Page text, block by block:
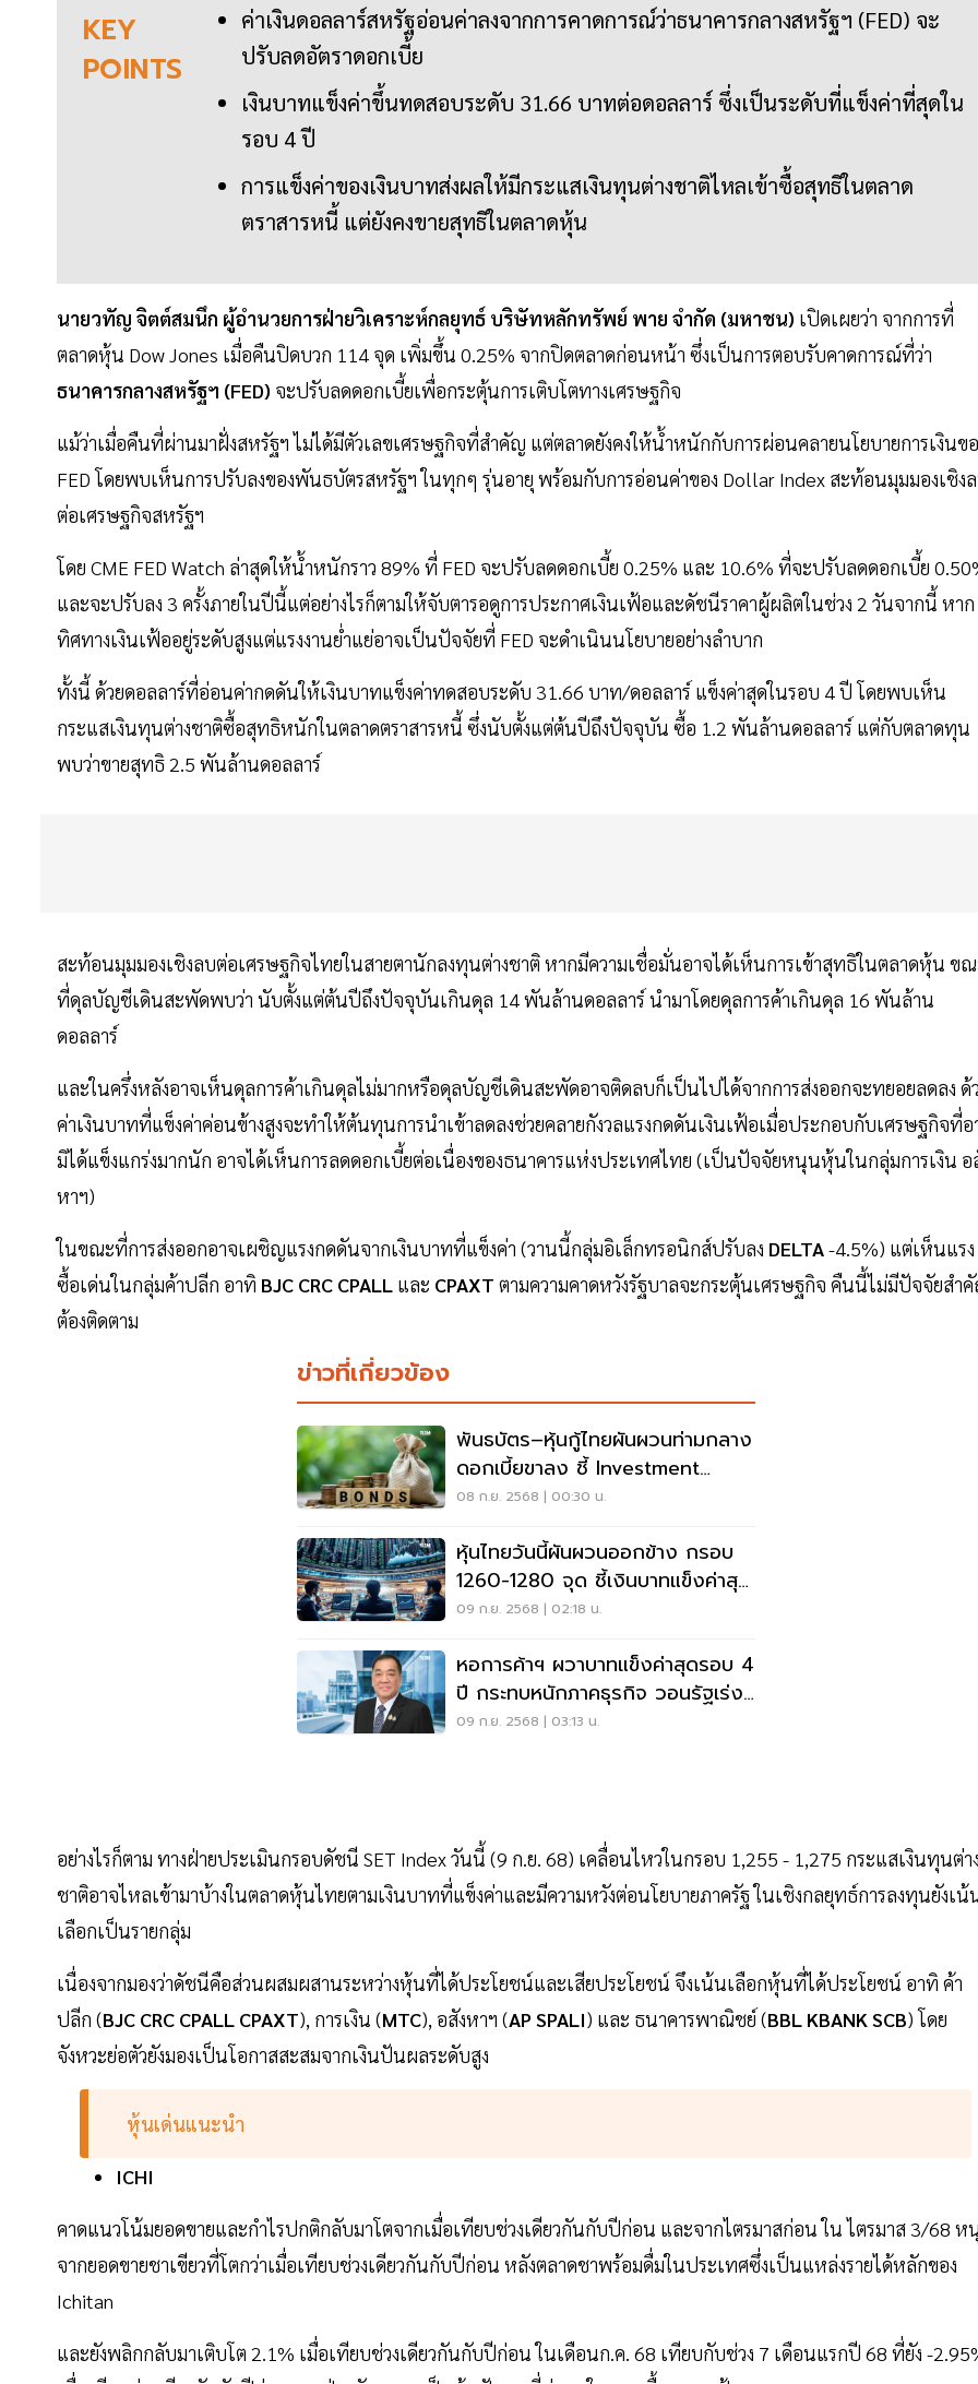
KEY
POINTS
ค่าเงินดอลลาร์สหรัฐอ่อนค่าลงจากการคาดการณ์ว่าธนาคารกลางสหรัฐฯ (FED) จะ
ปรับลดอัตราดอกเบี้ย
เงินบาทแข็งค่าขึ้นทดสอบระดับ 31.66 บาทต่อดอลลาร์ ซึ่งเป็นระดับที่แข็งค่าที่สุดใน
รอบ 4 ปี
การแข็งค่าของเงินบาทส่งผลให้มีกระแสเงินทุนต่างชาติไหลเข้าซื้อสุทธิในตลาด
ตราสารหนี้ แต่ยังคงขายสุทธิในตลาดหุ้น
นายวทัญ จิตต์สมนึก ผู้อำนวยการฝ่ายวิเคราะห์กลยุทธ์ บริษัทหลักทรัพย์ พาย จำกัด (มหาชน) เปิดเผยว่า จากการที่
ตลาดหุ้น Dow Jones เมื่อคืนปิดบวก 114 จุด เพิ่มขึ้น 0.25% จากปิดตลาดก่อนหน้า ซึ่งเป็นการตอบรับคาดการณ์ที่ว่า
ธนาคารกลางสหรัฐฯ (FED) จะปรับลดดอกเบี้ยเพื่อกระตุ้นการเติบโตทางเศรษฐกิจ
แม้ว่าเมื่อคืนที่ผ่านมาฝั่งสหรัฐฯ ไม่ได้มีตัวเลขเศรษฐกิจที่สำคัญ แต่ตลาดยังคงให้น้ำหนักกับการผ่อนคลายนโยบายการเงินข
FED โดยพบเห็นการปรับลงของพันธบัตรสหรัฐฯ ในทุกๆ รุ่นอายุ พร้อมกับการอ่อนค่าของ Dollar Index สะท้อนมุมมองเชิง
ต่อเศรษฐกิจสหรัฐฯ
โดย CME FED Watch ล่าสุดให้น้ำหนักราว 89% ที่ FED จะปรับลดดอกเบี้ย 0.25% และ 10.6% ที่จะปรับลดดอกเบี้ย
และจะปรับลง 3 ครั้งภายในปีนี้แต่อย่างไรก็ตามให้จับตารอดูการประกาศเงินเฟ้อและดัชนีราคาผู้ผลิตในช่วง 2 วันจากนี้ หาก
ทิศทางเงินเฟ้ออยู่ระดับสูงแต่แรงงานย่ำแย่อาจเป็นปัจจัยที่ FED จะดำเนินนโยบายอย่างลำบาก
ทั้งนี้ ด้วยดอลลาร์ที่อ่อนค่ากดดันให้เงินบาทแข็งค่าทดสอบระดับ 31.66 บาท/ดอลลาร์ แข็งค่าสุดในรอบ 4 ปี โดยพบเห็น
กระแสเงินทุนต่างชาติซื้อสุทธิหนักในตลาดตราสารหนี้ ซึ่งนับตั้งแต่ต้นปีถึงปัจจุบัน ซื้อ 1.2 พันล้านดอลลาร์ แต่กับตลาดทุน
พบว่าขายสุทธิ 2.5 พันล้านดอลลาร์
สะท้อนมุมมองเชิงลบต่อเศรษฐกิจไทยในสายตานักลงทุนต่างชาติ หากมีความเชื่อมั่นอาจได้เห็นการเข้าสุทธิในตลาดหุ้น ข
ที่ดุลบัญชีเดินสะพัดพบว่า นับตั้งแต่ต้นปีถึงปัจจุบันเกินดุล 14 พันล้านดอลลาร์ นำมาโดยดุลการค้าเกินดุล 16 พันล้าน
ดอลลาร์
และในครึ่งหลังอาจเห็นดุลการค้าเกินดุลไม่มากหรือดุลบัญชีเดินสะพัดอาจติดลบก็เป็นไปได้จากการส่งออกจะทยอยลดลง ด้
ค่าเงินบาทที่แข็งค่าค่อนข้างสูงจะทำให้ต้นทุนการนำเข้าลดลงช่วยคลายกังวลแรงกดดันเงินเฟ้อเมื่อประกอบกับเศรษฐกิจที่อ
มิได้แข็งแกร่งมากนัก อาจได้เห็นการลดดอกเบี้ยต่อเนื่องของธนาคารแห่งประเทศไทย (เป็นปัจจัยหนุนหุ้นในกลุ่มการเงิน อ
หาฯ)
ในขณะที่การส่งออกอาจเผชิญแรงกดดันจากเงินบาทที่แข็งค่า (วานนี้กลุ่มอิเล็กทรอนิกส์ปรับลง DELTA-4.5%) แต่เห็นแรง
ซื้อเด่นในกลุ่มค้าปลีก อาทิ BJC CRC CPALL และ CPAXT ตามความคาดหวังรัฐบาลจะกระตุ้นเศรษฐกิจ คืนนี้ไม่มีปัจจัยสำ
ต้องติดตาม
ข่าวที่เกี่ยวข้อง
พันธบัตร–หุ้นกู้ไทยผันผวนท่ามกลาง
ดอกเบี้ยขาลง ชี้ Investment
Grade ยังเด่น
08 ก.ย. 2568 | 00:30 น.
หุ้นไทยวันนี้ผันผวนออกข้าง กรอบ
1260-1280 จุด ชี้เงินบาทแข็งค่าสุด
ในรอบ 4 ปี
09 ก.ย. 2568 | 02:18 น.
หอการค้าฯ ผวาบาทแข็งค่าสุดรอบ 4
ปี กระทบหนักภาคธุรกิจ วอนรัฐเร่ง
หามาตรการรองรับ
09 ก.ย. 2568 | 03:13 น.
อย่างไรก็ตาม ทางฝ่ายประเมินกรอบดัชนี SET Index วันนี้ (9 ก.ย. 68) เคลื่อนไหวในกรอบ 1,255 - 1,275 กระแสเงินทุนต่า
ชาติอาจไหลเข้ามาบ้างในตลาดหุ้นไทยตามเงินบาทที่แข็งค่าและมีความหวังต่อนโยบายภาครัฐ ในเชิงกลยุทธ์การลงทุนยังเน้
เลือกเป็นรายกลุ่ม
เนื่องจากมองว่าดัชนีคือส่วนผสมผสานระหว่างหุ้นที่ได้ประโยชน์และเสียประโยชน์ จึงเน้นเลือกหุ้นที่ได้ประโยชน์ อาทิ ค้า
ปลีก (BJC CRC CPALL CPAXT), การเงิน (MTC), อสังหาฯ (AP SPALI) และ ธนาคารพาณิชย์ (BBL KBANK SCB) โดย
จังหวะย่อตัวยังมองเป็นโอกาสสะสมจากเงินปันผลระดับสูง
หุ้นเด่นแนะนำ
ICHI
คาดแนวโน้มยอดขายและกำไรปกติกลับมาโตจากเมื่อเทียบช่วงเดียวกันกับปีก่อน และจากไตรมาสก่อน ใน ไตรมาส 3/68 ห
จากยอดขายชาเขียวที่โตกว่าเมื่อเทียบช่วงเดียวกันกับปีก่อน หลังตลาดชาพร้อมดื่มในประเทศซึ่งเป็นแหล่งรายได้หลักของ
Ichitan
และยังพลิกกลับมาเติบโต 2.1% เมื่อเทียบช่วงเดียวกันกับปีก่อน ในเดือนก.ค. 68 เทียบกับช่วง 7 เดือนแรกปี 68 ที่ยัง -